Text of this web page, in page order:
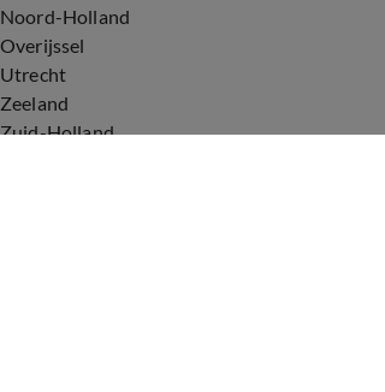
Noord-Holland
Overijssel
Utrecht
Zeeland
Zuid-Holland